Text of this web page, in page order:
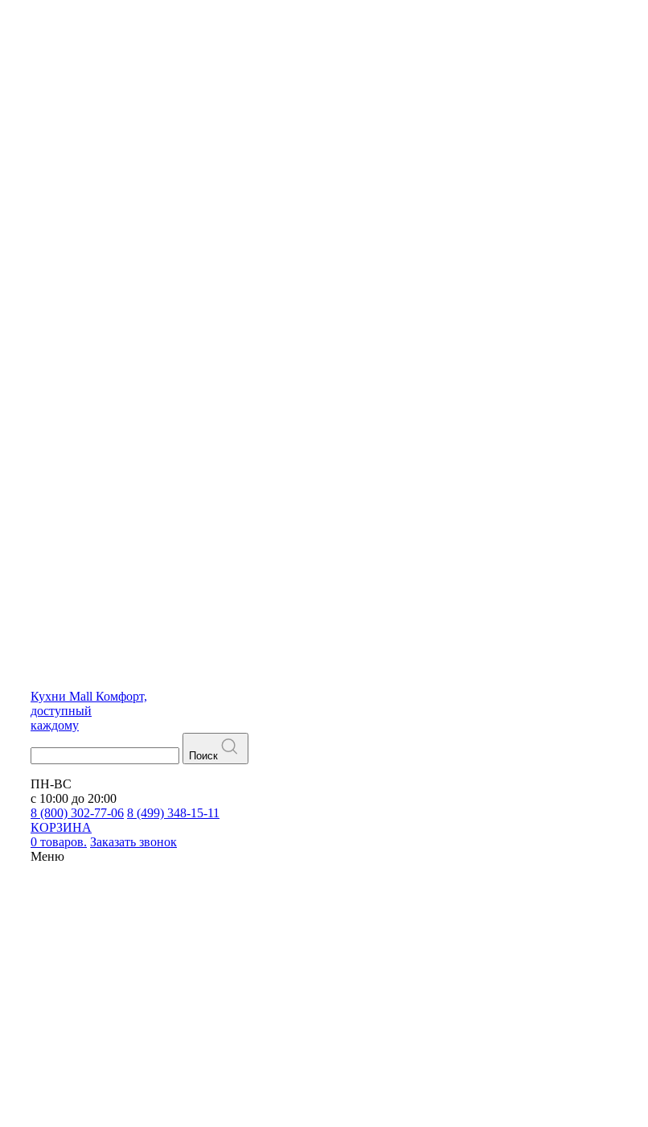
Кухни Mall Комфорт,
доступный
каждому
Поиск
ПН-ВС
с 10:00 до 20:00
8 (800) 302-77-06 8 (499) 348-15-11
КОРЗИНА
0 товаров. Заказать звонок
Меню